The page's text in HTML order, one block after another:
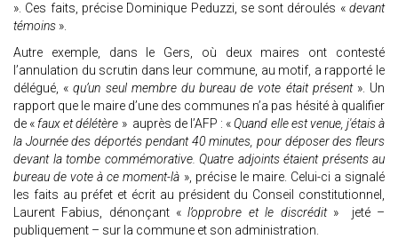
». Ces faits, précise Dominique Peduzzi, se sont déroulés «devant
témoins ».
Autre exemple, dans le Gers, où deux maires ont contesté
l’annulation du scrutin dans leur commune, au motif, a rapporté le
délégué, « qu’un seul membre du bureau de vote était présent». Un
rapport que le maire d’une des communes n’a pas hésité à qualifier
de « faux et délétère » auprès de l’AFP : «Quand elle est venue, j'étais à
la Journée des déportés pendant 40 minutes, pour déposer des fleurs
devant la tombe commémorative. Quatre adjoints étaient présents au
bureau de vote à ce moment-là », précise le maire. Celui-ci a signalé
les faits au préfet et écrit au président du Conseil constitutionnel,
Laurent Fabius, dénonçant « l’opprobre et le discrédit » jeté –
publiquement – sur la commune et son administration.